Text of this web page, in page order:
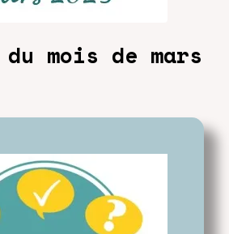
mois de mars